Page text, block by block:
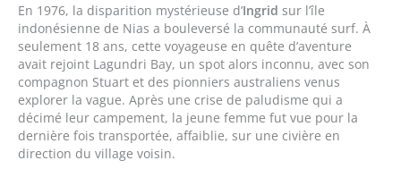
En 1976, la disparition mystérieuse d’Ingrid sur l’île
indonésienne de Nias a bouleversé la communauté surf. À
seulement 18 ans, cette voyageuse en quête d’aventure
avait rejoint Lagundri Bay, un spot alors inconnu, avec son
compagnon Stuart et des pionniers australiens venus
explorer la vague. Après une crise de paludisme qui a
décimé leur campement, la jeune femme fut vue pour la
dernière fois transportée, affaiblie, sur une civière en
direction du village voisin.